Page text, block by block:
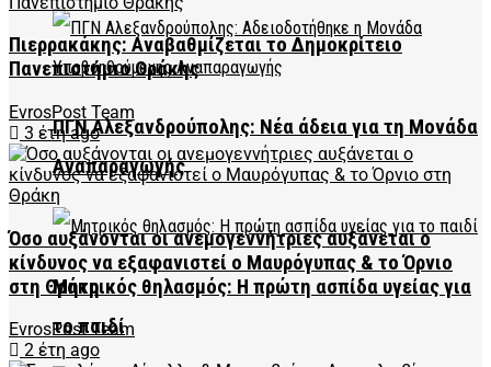
ΠΓΝ Αλεξανδρούπολης: Νέα άδεια για τη Μονάδα
Αναπαραγωγής
Μητρικός θηλασμός: Η πρώτη ασπίδα υγείας για
το παιδί
Πιερρακάκης: Αναβαθμίζεται το Δημοκρίτειο
Πανεπιστήμιο Θράκης
EvrosPost Team
3 έτη ago
Όσο αυξάνονται οι ανεμογεννήτριες αυξάνεται ο
κίνδυνος να εξαφανιστεί ο Μαυρόγυπας & το Όρνιο
στη Θράκη
EvrosPost Team
2 έτη ago